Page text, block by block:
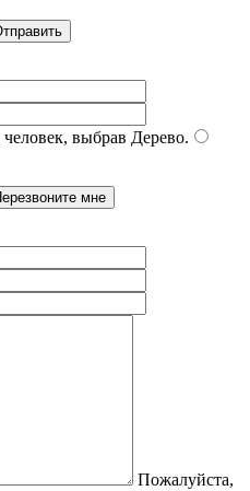
выбрав Дерево.
Пожалуйста,